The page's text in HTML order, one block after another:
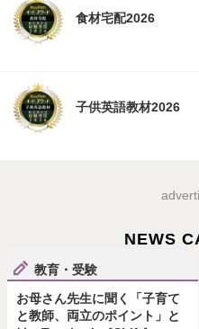
食材宅配2026
子供英語教材2026
NEWS
教育・受験
お母さん先生に聞く「子育て
と教師、両立のポイント」と